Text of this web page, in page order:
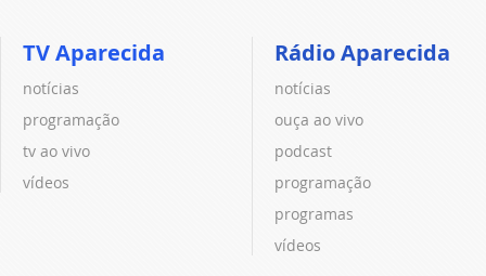
TV Aparecida
notícias
programação
tv ao vivo
vídeos
Rádio Aparecida
notícias
ouça ao vivo
podcast
programação
programas
vídeos